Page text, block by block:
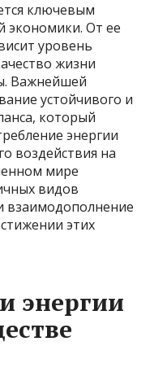
ключевым
экономики. От ее
уровень
жизни
Важнейшей
устойчивого и
который
энергии
воздействия на
мире
видов
взаимодополнение
этих
энергии